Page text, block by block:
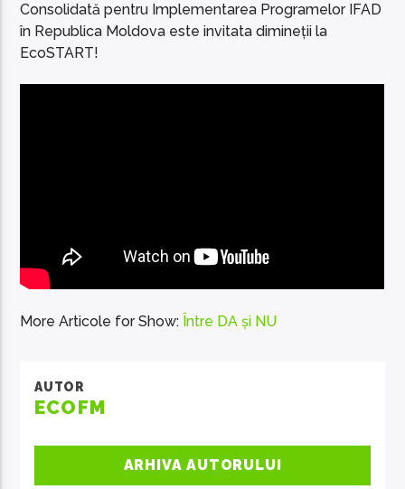
Consolidată pentru Implementarea Programelor IFAD
în Republica Moldova este invitata dimineții la
EcoSTART!
More Articole for Show: Între DA și NU
AUTOR
ECOFM
ARHIVA AUTORULUI